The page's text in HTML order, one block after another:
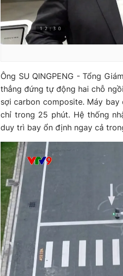
Ông SU QINGPENG - Tổng
thẳng đứng tự động hai chỗ
sợi carbon composite. Máy
chỉ trong 25 phút. Hệ thống
duy trì bay ổn định ngay cả